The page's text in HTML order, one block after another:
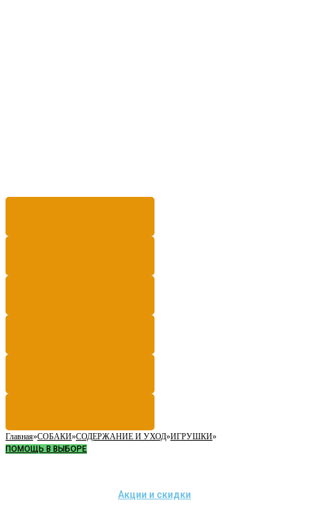
Главная»СОБАКИ»СОДЕРЖАНИЕ И УХОД»ИГРУШКИ»
ПОМОЩЬ В ВЫБОРЕ
Акции и скидки